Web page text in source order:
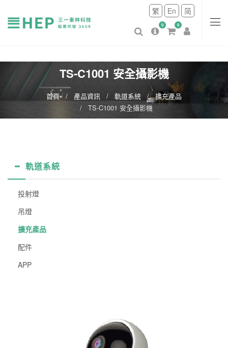
繁 En 简
0 0
TS-C1001 安全攝影機
首頁 產品資訊 軌道系統
擴充產品
TS-C1001 安全攝影機
軌道系統
投射燈
吊燈
擴充產品
配件
APP